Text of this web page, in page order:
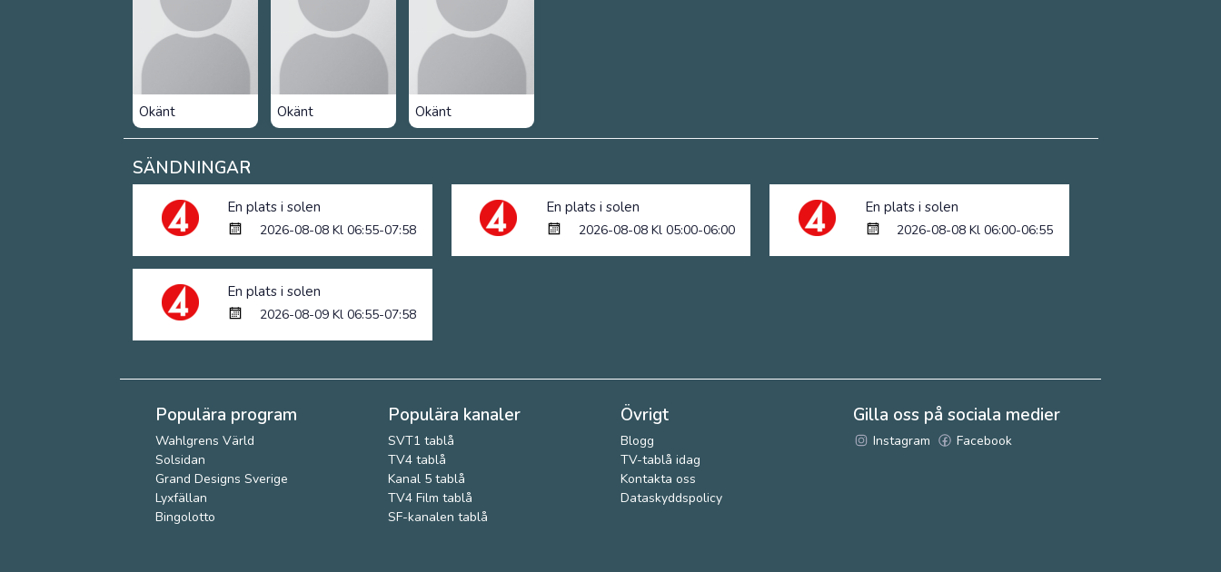
Okänt Okänt Okänt
SÄNDNINGAR
En plats i solen
2026-08-08 Kl 06:55-07:58
En plats i solen
2026-08-08 Kl 05:00-06:00
En plats i solen
2026-08-08 Kl 06:00-06:55
En plats i solen
2026-08-09 Kl 06:55-07:58
Populära program
Wahlgrens Värld
Solsidan
Grand Designs Sverige
Lyxfällan
Bingolotto
Populära kanaler
SVT1 tablå
TV4 tablå
Kanal 5 tablå
TV4 Film tablå
SF-kanalen tablå
Övrigt
Blogg
TV-tablå idag
Kontakta oss
Dataskyddspolicy
Gilla oss på sociala medier
Instagram Facebook